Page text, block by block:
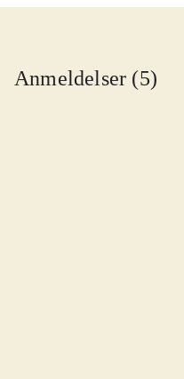
Anmeldelser (5)